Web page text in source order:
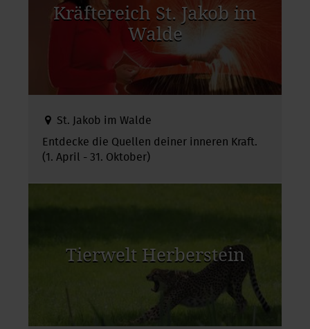
Kräftereich St. Jakob im
Walde
St. Jakob im Walde
Entdecke die Quellen deiner inneren Kraft.
(1. April - 31. Oktober)
Tierwelt Herberstein